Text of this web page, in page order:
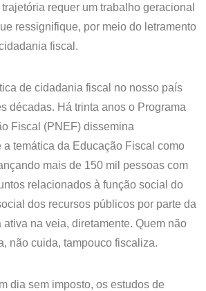
requer um trabalho geracional
ressignifique, por meio do letramento
fiscal.
de cidadania fiscal no nosso país
décadas. Há trinta anos o Programa
Fiscal (PNEF) dissemina
temática da Educação Fiscal como
mais de 150 mil pessoas com
relacionados à função social do
dos recursos públicos por parte da
na veia, diretamente. Quem não
não cuida, tampouco fiscaliza.
dia sem imposto, os estudos de